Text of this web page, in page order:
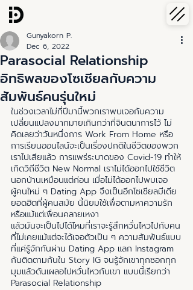
Parasocial Relationship
อิทธิพลของโซเชียลกับความ
สัมพันธ์คนรุ่นใหม่
Gunyakorn P.
Dec 6, 2022
ในช่วงเวลาไม่กี่ปีมานี้พวกเราพบเจอกับความ
เปลี่ยนแปลงมากมายเกินกว่าที่จินตนาการไว้ ไม่
คิดเลยว่าวันหนึ่งการ Work From Home หรือ
การเรียนออนไลน์จะเป็นเรื่องปกติในชีวิตของพวก
เราไปเสียแล้ว การแพร่ระบาดของ Covid-19 ทำให้
เกิดวิถีชีวิต New Normal เราไม่ได้ออกไปใช้ชีวิต
นอกบ้านเหมือนแต่ก่อน เมื่อไม่ได้ออกไปพบเจอ
ผู้คนใหม่ ๆ Dating App จึงเป็นอีกโซเชียลมีเดีย
ยอดฮิตที่ผู้คนสมัย นี้นิยมใช้เพื่อตามหาความรัก
หรือแม้แต่เพื่อนคลายเหงา
แล้วมันจะเป็นไปได้ไหมที่เราจะรู้สึกหวั่นไหวไปกับคน
ที่ไม่เคยแม้แต่จะได้เจอตัวเป็น ๆ ความสัมพันธ์แบบ
ที่แค่รู้จักกันผ่าน Dating App แลก Instagram
กันติดตามกันใน Story IG จนรู้จักเขาทุกซอกทุก
มุมแล้วดันเผลอไปหวั่นไหวกับเขา แบบนี้เรียกว่า
Parasocial Relationship